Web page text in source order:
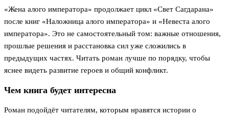
«Жена алого императора» продолжает цикл «Свет Сагдарана»
после книг «Наложница алого императора» и «Невеста алого
императора». Это не самостоятельный том: важные отношения,
прошлые решения и расстановка сил уже сложились в
предыдущих частях. Читать роман лучше по порядку, чтобы
яснее видеть развитие героев и общий конфликт.
Чем книга будет интересна
Роман подойдёт читателям, которым нравятся истории о